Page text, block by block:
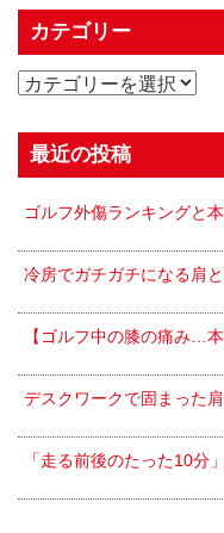
カテゴリー
最近の投稿
ゴルフ外傷ランキングと
冷房でガチガチになる肩
【ゴルフ中の膝の痛み…
デスクワークで固まった
「走る前後のたった10分